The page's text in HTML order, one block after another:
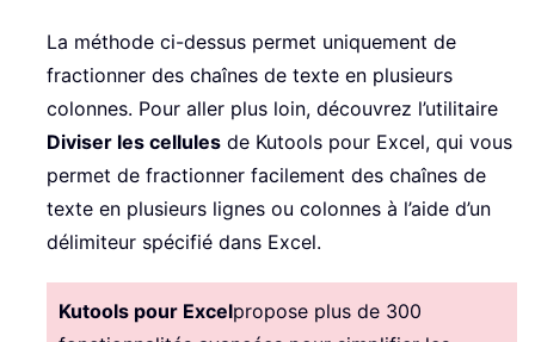
La méthode ci-dessus permet uniquement de
fractionner des chaînes de texte en plusieurs
colonnes. Pour aller plus loin, découvrez l’utilitaire
Diviser les cellules de Kutools pour Excel, qui vous
permet de fractionner facilement des chaînes de
texte en plusieurs lignes ou colonnes à l’aide d’un
délimiteur spécifié dans Excel.
Kutools pour Excelpropose plus de 300